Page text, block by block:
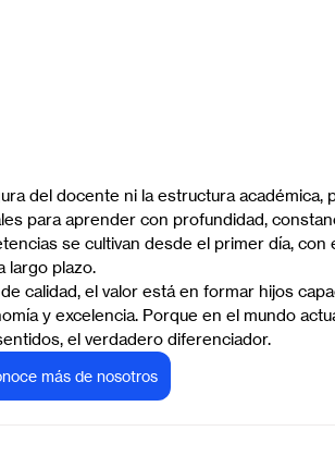
del docente ni la estructura académica,
para aprender con profundidad,
se cultivan desde el primer día, con
largo plazo.
calidad, el valor está en formar hijos
y excelencia. Porque en el mundo
el verdadero diferenciador.
más de nosotros